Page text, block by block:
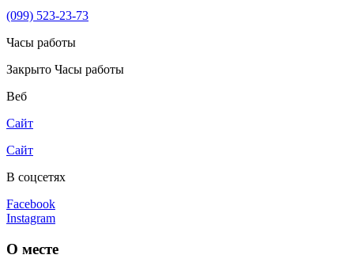
(099) 523-23-73
Часы работы
Закрыто Часы работы
Веб
Сайт
Сайт
В соцсетях
Facebook
Instagram
О месте